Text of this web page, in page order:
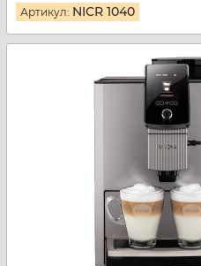
Артикул: NICR 1040